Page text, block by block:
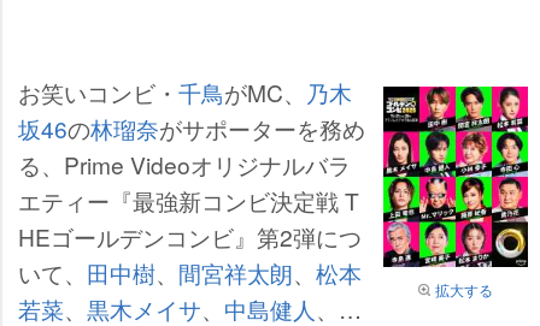
拡大する
お笑いコンビ・ 千鳥がMC、
乃木
坂46の林瑠奈がサポーターを務め
る、Prime Videoオリジナルバラ
エティー『最強新コンビ決定戦 T
HEゴールデンコンビ』第2弾につ
いて、 田中樹、 間宮祥太朗、 松本
若菜、 黒木メイサ、 中島健人 、小